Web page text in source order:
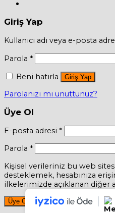
Giriş Yap
Kullanıcı adı veya e-posta
Parola *
Beni hatırla Giriş Yap
Parolanızı mı unuttunuz?
Üye Ol
E-posta adresi *
Parola *
Kişisel verileriniz bu web
desteklemek, hesabınıza
ilkelerimizde açıklanan diğer
Üye Ol